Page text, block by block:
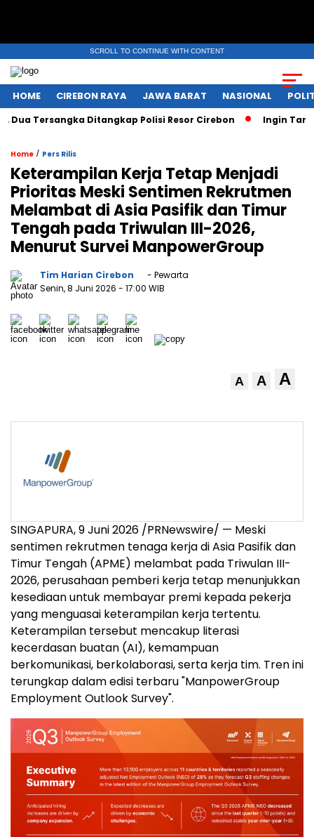
SCROLL TO CONTINUE WITH CONTENT
HOME CIREBON RAYA JAWA BARAT NASIONAL
Tersangka Ditangkap Polisi Resor Cirebon Ingin Tampil
Home / Pers Rilis
Keterampilan Kerja Tetap Menjadi
Prioritas Meski Sentimen Rekrutmen
Melambat di Asia Pasifik dan Timur
Tengah pada Triwulan III-2026,
Menurut Survei ManpowerGroup
Tim Harian Cirebon
- Pewarta
Senin, 8 Juni 2026 - 17:00 WIB
A A A
SINGAPURA, 9 Juni 2026 /PRNewswire/ — Meski
sentimen rekrutmen tenaga kerja di Asia Pasifik dan
Timur Tengah (APME) melambat pada Triwulan III-
2026, perusahaan pemberi kerja tetap menunjukkan
kesediaan untuk membayar premi kepada pekerja
yang menguasai keterampilan kerja tertentu.
Keterampilan tersebut mencakup literasi
kecerdasan buatan (AI), kemampuan
berkomunikasi, berkolaborasi, serta kerja tim. Tren ini
terungkap dalam edisi terbaru "ManpowerGroup
Employment Outlook Survey".